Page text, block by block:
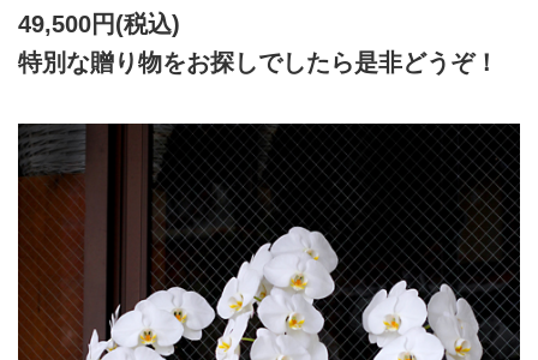
49,500円(税込)
特別な贈り物をお探しでしたら是非どうぞ！